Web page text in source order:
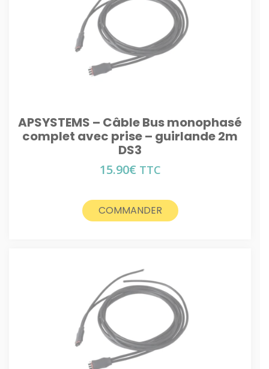
APSYSTEMS – Câble Bus monophasé
complet avec prise – guirlande 2m
DS3
15.90€ TTC
COMMANDER